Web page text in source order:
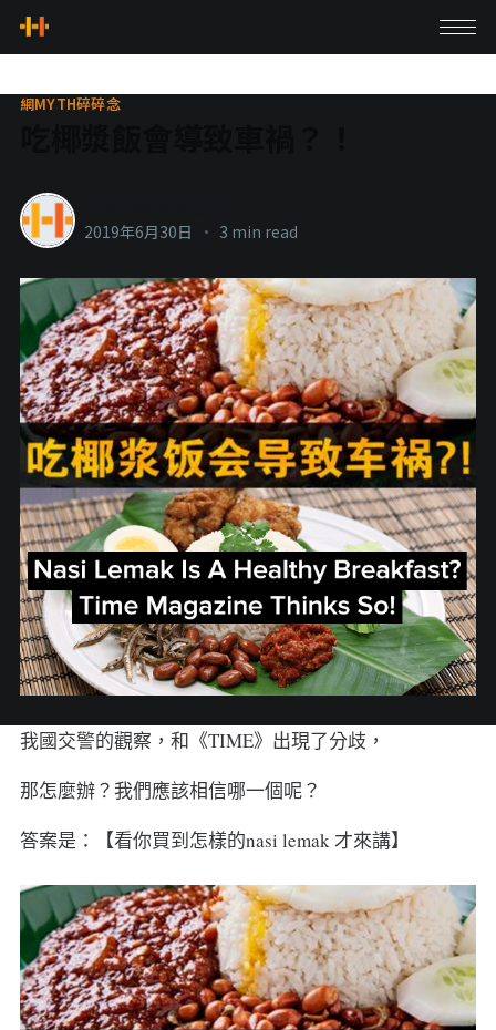
網MYTH碎碎念
2019年6月30日 • 3 min read
我國交警的觀察，和《TIME》出現了分歧，
那怎麼辦？我們應該相信哪一個呢？
答案是：【看你買到怎樣的nasi lemak 才來講】